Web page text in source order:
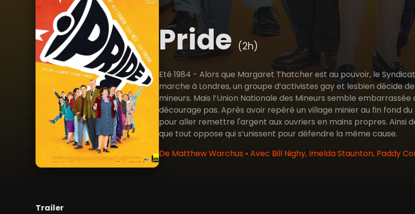
Pride (2h)
Eté 1984 - Alors que Margaret Thatcher est au pouvoir, le
marche à Londres, un groupe d’activistes gay et lesbien décide
mineurs. Mais l’Union Nationale des Mineurs semble
décourage pas. Après avoir repéré un village minier au fin fond
pour aller remettre l'argent aux ouvriers en mains propres. Ainsi
que tout oppose qui s’unissent pour défendre la même cause.
De Matthew Warchus • Avec Bill Nighy, Imelda Staunton, Paddy
Trailer